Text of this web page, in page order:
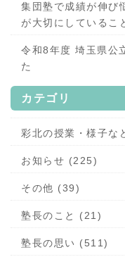
集団塾で成績が伸
が大切にしているこ
令和8年度 埼玉県公
た
カテゴリ
彩北の授業・様子な
お知らせ (225)
その他 (39)
塾長のこと (21)
塾長の思い (511)